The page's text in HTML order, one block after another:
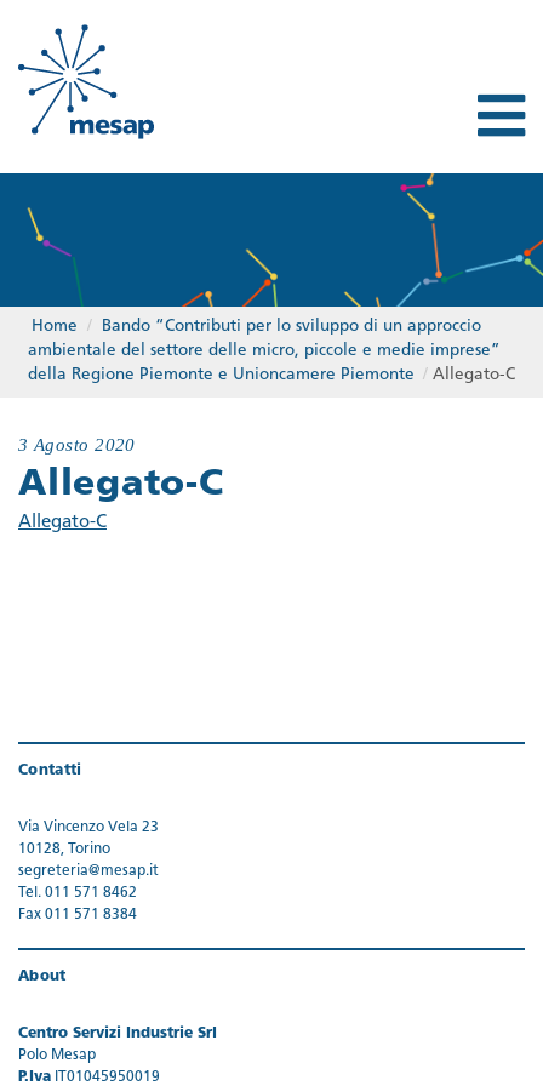
Home /
Bando “Contributi per lo sviluppo di un approccio
ambientale del settore delle micro, piccole e medie imprese”
della Regione Piemonte e Unioncamere Piemonte
/Allegato-C
3 Agosto 2020
Allegato-C
Allegato-C
Contatti
Via Vincenzo Vela 23
10128, Torino
segreteria@mesap.it
Tel. 011 571 8462
Fax 011 571 8384
About
Centro Servizi Industrie Srl
Polo Mesap
P.Iva IT01045950019